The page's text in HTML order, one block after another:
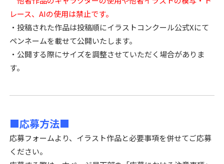
レース、AIの使用は禁止です。
・投稿された作品は投稿順にイラストコンクール公式Xにて
ペンネームを載せて公開いたします。
・公開する際にサイズを調整させていただく場合がありま
す。
■応募方法■
応募フォームより、イラスト作品と必要事項を併せてご応募
ください。